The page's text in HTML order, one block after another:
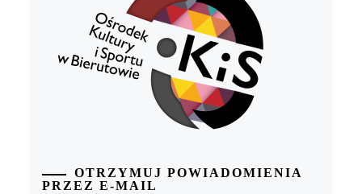
OTRZYMUJ POWIADOMIENIA
PRZEZ E-MAIL